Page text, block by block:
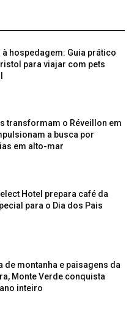
à hospedagem: Guia prático
para viajar com pets
transformam o Réveillon em
a busca por
em alto-mar
Hotel prepara café da
para o Dia dos Pais
de montanha e paisagens da
Monte Verde conquista
inteiro